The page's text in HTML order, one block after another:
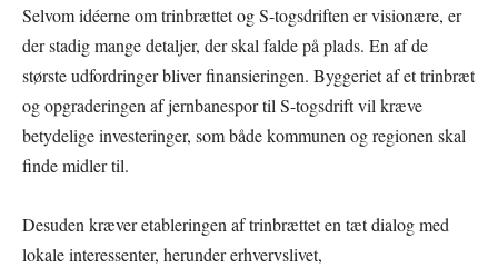
Selvom idéerne om trinbrættet og S-togsdriften er visionære, er
der stadig mange detaljer, der skal falde på plads. En af de
største udfordringer bliver finansieringen. Byggeriet af et trinbræt
og opgraderingen af jernbanespor til S-togsdrift vil kræve
betydelige investeringer, som både kommunen og regionen skal
finde midler til.
Desuden kræver etableringen af trinbrættet en tæt dialog med
lokale interessenter, herunder erhvervslivet,